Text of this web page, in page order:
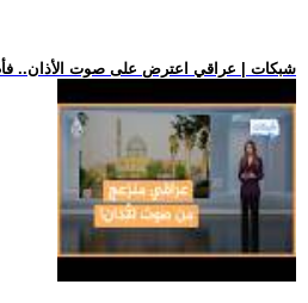
.. شبكات | عراقي اعترض على صوت الأذان..